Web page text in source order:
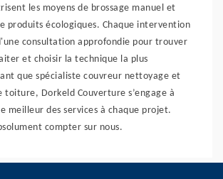
les moyens de brossage manuel et
produits écologiques. Chaque intervention
consultation approfondie pour trouver
et choisir la technique la plus
que spécialiste couvreur nettoyage et
toiture, Dorkeld Couverture s’engage à
meilleur des services à chaque projet.
compter sur nous.